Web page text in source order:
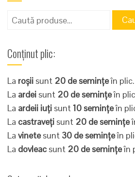
Caută
Conținut plic:
La roșii sunt 20 de semințeîn plic.
La ardei sunt 20 de semințeîn
La ardeii iuți sunt10 semințeîn
La castraveți sunt 20 de semințe
La vinetesunt 30 de semințeîn
La dovleac sunt 20 de semințeîn